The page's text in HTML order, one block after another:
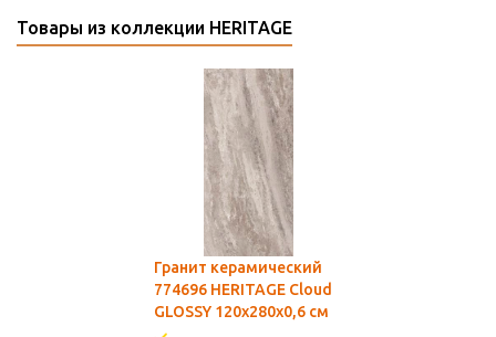
Товары из коллекции HERITAGE
Гранит керамический
774696 HERITAGE Cloud
GLOSSY 120x280x0,6 см